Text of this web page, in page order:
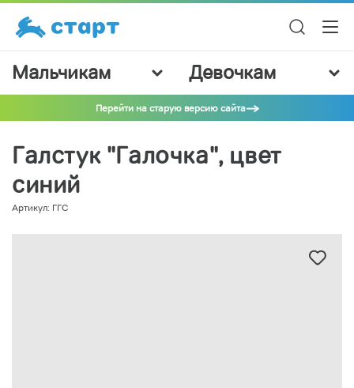
Мальчикам Девочкам
Перейти на старую версию сайта
Галстук "Галочка", цвет
синий
Артикул: ГГС